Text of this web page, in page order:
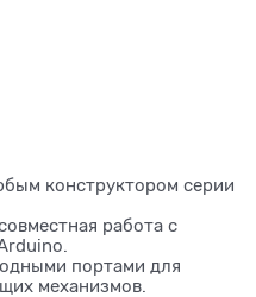
конструктором серии
работа с
портами для
механизмов.